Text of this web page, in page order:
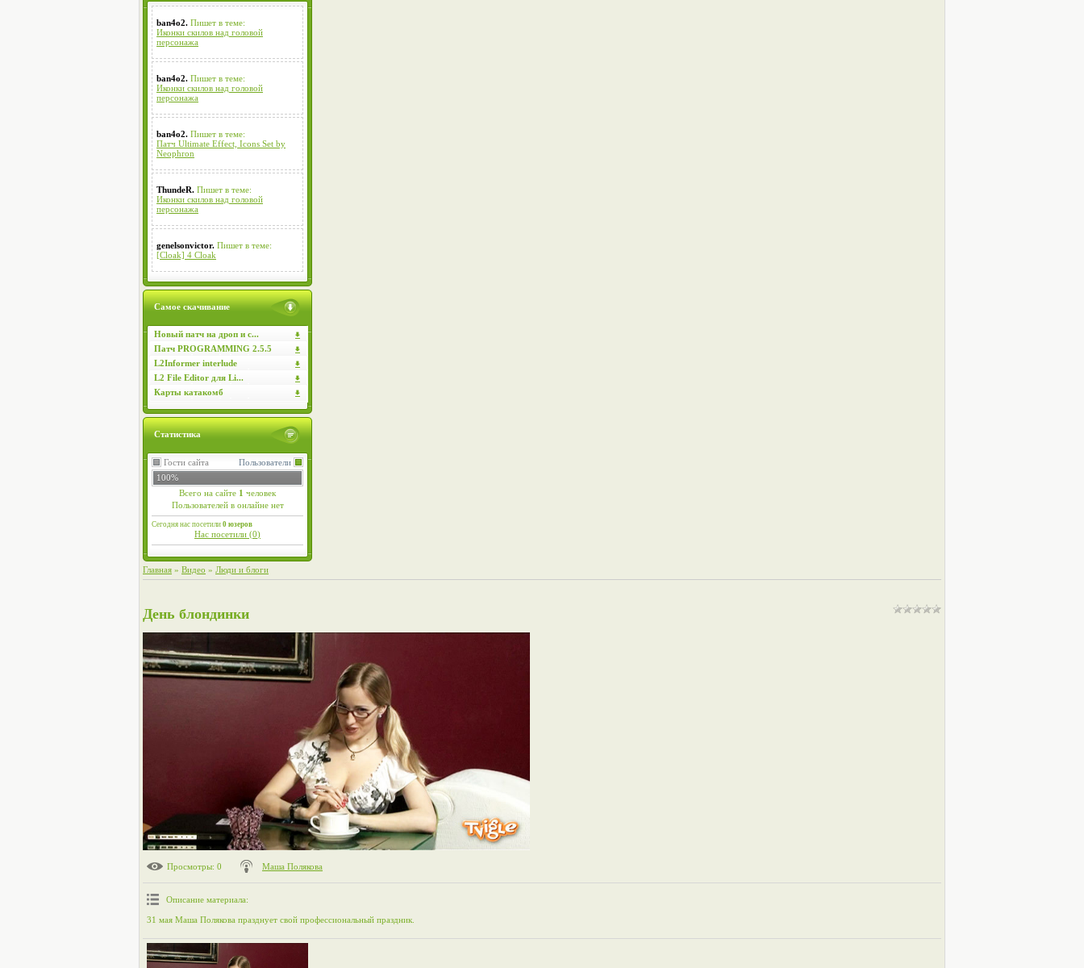
ban4o2. Пишет в теме:
Иконки скилов над головой
персонажа
ban4o2. Пишет в теме:
Иконки скилов над головой
персонажа
ban4o2. Пишет в теме:
Патч Ultimate Effect, Icons Set by
Neophron
ThundeR. Пишет в теме:
Иконки скилов над головой
персонажа
genelsonvictor. Пишет в теме:
[Cloak] 4 Cloak
Самое скачивание
Новый патч на дроп и с...
Патч PROGRAMMING 2.5.5
L2Informer interlude
L2 File Editor для Li...
Карты катакомб
Статистика
Пользователи
Гости сайта
100%
Всего на сайте 1 человек
Пользователей в онлайне нет
Сегодня нас посетили 0 юзеров
Нас посетили (0)
Главная » Видео » Люди и блоги
День блондинки
Просмотры: 0 Маша Полякова
Описание материала:
31 мая Маша Полякова празднует свой профессиональный праздник.